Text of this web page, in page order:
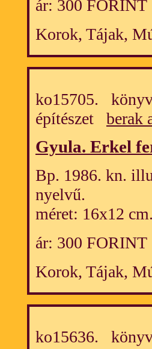
ár: 300 FORINT
Korok, Tájak,
ko15705.
építészet berak
Gyula. Erkel
Bp. 1986. kn.
nyelvű.
méret: 16x12
ár: 300 FORINT
Korok, Tájak,
ko15636.